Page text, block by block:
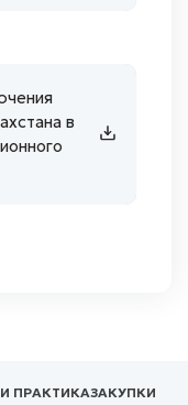
в
ПРАКТИКАЗАКУПКИ